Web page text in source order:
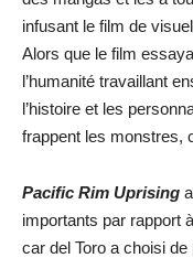
infusant le film de
Alors que le film
l’humanité travaillant
l’histoire et les
frappent les monstres,
Pacific Rim Uprising
importants par rapport
car del Toro a choisi